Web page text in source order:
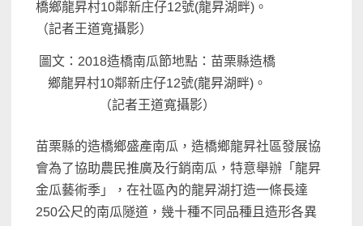
圖文：2018造橋南瓜節地點：苗栗縣造橋
鄉龍昇村10鄰新庄仔12號(龍昇湖畔)。
（記者王道寬攝影）
苗栗縣的造橋鄉盛產南瓜，造橋鄉龍昇社區發展協
會為了協助農民推廣及行銷南瓜，特意舉辦「龍昇
金瓜藝術季」，在社區內的龍昇湖打造一條長達
250公尺的南瓜隧道，幾十種不同品種且造形各異